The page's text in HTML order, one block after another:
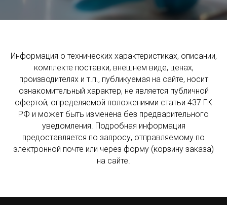
Информация о технических характеристиках, описании,
комплекте поставки, внешнем виде, ценах,
производителях и т.п., публикуемая на сайте, носит
ознакомительный характер, не является публичной
офертой, определяемой положениями статьи 437 ГК
РФ и может быть изменена без предварительного
уведомления. Подробная информация
предоставляется по запросу, отправляемому по
электронной почте или через форму (корзину заказа)
на сайте.